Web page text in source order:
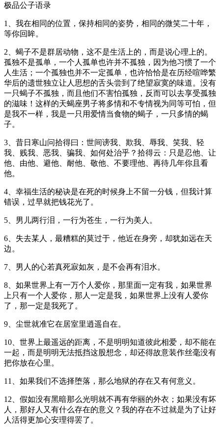
极品公子语录
1、我在相同的位置，保持相同的姿势，相同的微笑二十年，
等你回眸。
2、蝎子不是群居动物，这不是生活上的，而是说心理上的。
孤独不是孤单，一个人孤单也许并不孤独，因为他习惯了一个
人生活；一个孤独也并不一定孤单，也许恰恰是在历经喧哗繁
华后的遗世独立让人思想的舌头尝到了绝望寂寞的味道。没有
一只蝎子不孤独，而且他们不害怕孤独，反而可以去享受孤独
的滋味！这样的天蝎座男子将多情和不专情视为同等可怕，但
是我不一样，我是一只用爱情当食物的蝎子，一只多情的蝎
子。
3、昔日寒山问拾得曰：世间谤我、欺我、辱我、笑我、轻
我、贱我、恶我、骗我、如何处治乎？拾得云：只是忍他、让
他、由他、避他、耐他、敬他、不要理他、再待几年你且看
他。
4、幸福生活的秘诀是在死的时候身上不留一分钱，但我计算
错误，过早就把钱花光了。
5、男儿两行泪，一行为苍生，一行为美人。
6、失去某人，最糟糕的莫过于，他近在身旁，却犹如远在天
边。
7、男人的心若真死寂如灰，是不会再有泪水。
8、如果世界上有一万个人爱你，那里面一定有我，如果世界
上只有一个人爱你，那人一定是我，如果世界上没有人爱你
了，那一定是我死了。
9、尘世就准它在居室里逍遥自在。
10、世界上最遥远的距离，不是明明知道彼此相爱，却不能在
一起，而是明明无法抵挡这股想念，却还得故意装作丝毫没有
把你放在心里。
11、如果我们不选择堕落，那么地狱的存在又有何意义。
12、假如没有黑暗那么光明就不再有华丽的外衣；如果没有坏
人，那好人又有什么存在的意义？我的存在不过就是为了让好
人活得更加心安理得罢了。